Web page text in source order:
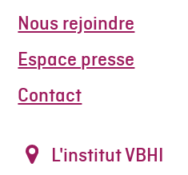
Nous rejoindre
Espace presse
Contact
L'institut VBHI